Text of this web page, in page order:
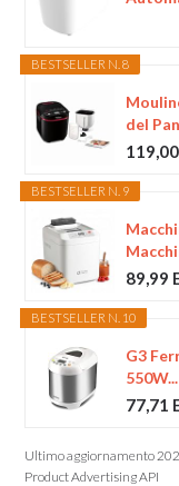
BESTSELLER N. 8
del
BESTSELLER N. 9
89,99
BESTSELLER N. 10
G3
550W...
77,71
Ultimo aggiornamento
Product Advertising API